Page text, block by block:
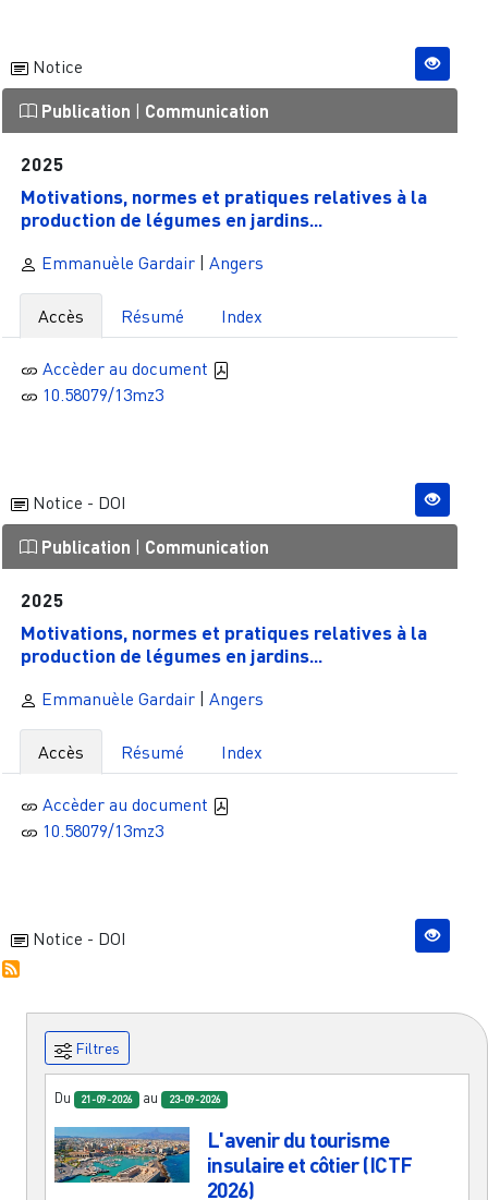
Notice
Publication Communication
2025
Motivations, normes et pratiques relatives à la
production de légumes en jardins...
Emmanuèle Gardair| Angers
Accès Résumé Index
Accèder au document
10.58079/13mz3
Notice - DOI
Publication Communication
2025
Motivations, normes et pratiques relatives à la
production de légumes en jardins...
Emmanuèle Gardair| Angers
Accès Résumé Index
Accèder au document
10.58079/13mz3
Notice - DOI
Filtres
Du 21-09-2026 au 23-09-2026
L'avenir du tourisme
insulaire et côtier (ICTF
2026)